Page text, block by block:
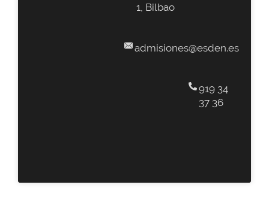
1, Bilbao
admisiones@esden.es
919 34
37 36